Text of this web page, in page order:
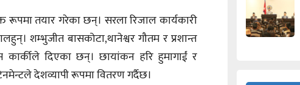
रूपमा तयार गरेका छन्। सरला रिजाल कार्यकारी
शम्भुजीत बासकोटा,थानेश्वर गौतम र प्रशान्त
कार्कीले दिएका छन्। छायांकन हरि हुमागाईं र
देशव्यापी रूपमा वितरण गर्दैछ।